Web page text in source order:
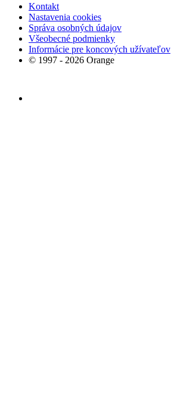
Kontakt
Nastavenia cookies
Správa osobných údajov
Všeobecné podmienky
Informácie pre koncových užívateľov
© 1997 - 2026 Orange